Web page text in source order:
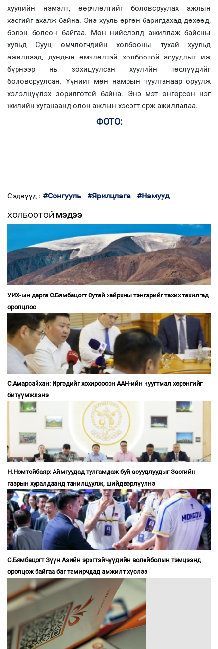
хуулийн нэмэлт, өөрчлөлтийг боловсруулах ажлын
хэсгийг ахалж байна. Энэ хууль өргөн баригдахад дөхөөд,
бэлэн болсон байгаа. Мөн нийслэлд ажиллаж байсны
хувьд Сууц өмчлөгчдийн холбооны тухай хуульд
ажиллаад, дундын өмчлөлтэй холбоотой асуудлыг иж
бүрнээр нь зохицуулсан хуулийн төслүүдийг
боловсруулсан. Үүнийг мөн намрын чуулганаар оруулж
хэлэлцүүлэх зорилготой байна. Энэ мэт өнгөрсөн нэг
жилийн хугацаанд олон ажлын хэсэгт орж ажиллалаа.
ФОТО:
Сэдвүүд : #Сонгууль #Ярилцлага #Намууд
ХОЛБООТОЙ МЭДЭЭ
УИХ-ын дарга С.Бямбацогт Сутай хайрхны тэнгэрийг тахих тахилгад
оролцлоо
С.Амарсайхан: Иргэдийг хохироосон ААН-ийн нуугтмал хөрөнгийг
битүүмжлэнэ
Н.Номтойбаяр: Аймгуудад тулгамдаж буй асуудлуудыг Засгийн
газрын хуралдаанд танилцуулж, шийдвэрлүүлнэ
С.Бямбацогт Зүүн Азийн эрэгтэйчүүдийн волейболын тэмцээнд
оролцож байгаа баг тамирчдад амжилт хүслээ